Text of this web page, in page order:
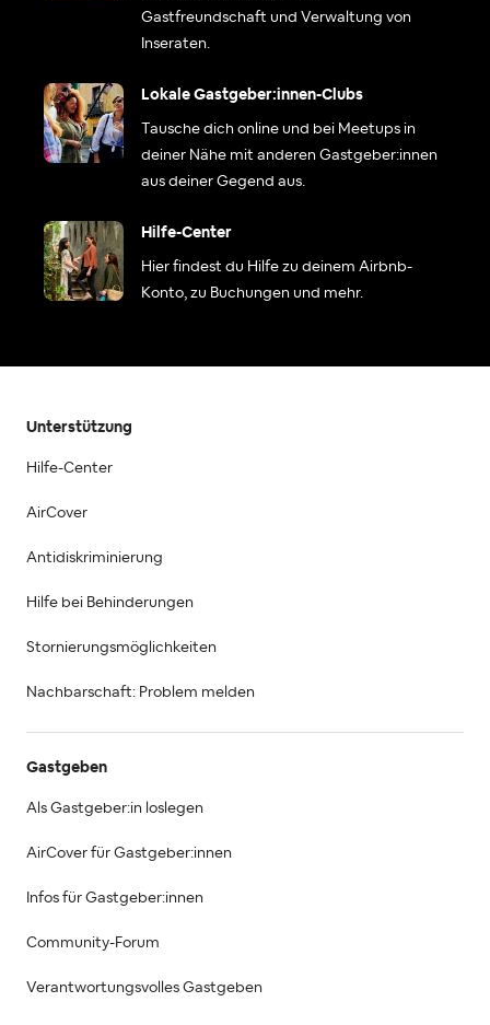
Gastfreundschaft und Verwaltung von
Inseraten.
Lokale Gastgeber:innen-Clubs
Tausche dich online und bei Meetups in
deiner Nähe mit anderen Gastgeber:innen
aus deiner Gegend aus.
Hilfe-Center
Hier findest du Hilfe zu deinem Airbnb-
Konto, zu Buchungen und mehr.
Unterstützung
Hilfe-Center
AirCover
Antidiskriminierung
Hilfe bei Behinderungen
Stornierungsmöglichkeiten
Nachbarschaft: Problem melden
Gastgeben
Als Gastgeber:in loslegen
AirCover für Gastgeber:innen
Infos für Gastgeber:innen
Community-Forum
Verantwortungsvolles Gastgeben